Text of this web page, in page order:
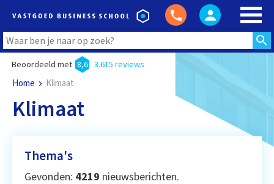
Beoordeeld met 8,6 3.615 reviews
Home Klimaat
Klimaat
Thema's
Gevonden: 4219 nieuwsberichten.